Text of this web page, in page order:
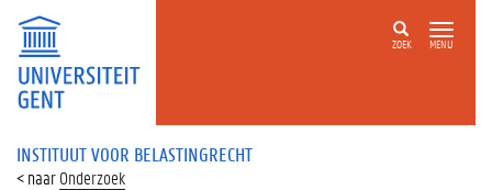
ZOEK MENU
INSTITUUT VOOR BELASTINGRECHT
Onderzoek